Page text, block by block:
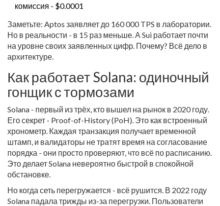
комиссия - $0.0001
Заметьте: Aptos заявляет до 160 000 TPS в лаборатории.
Но в реальности - в 15 раз меньше. А Sui работает почти
на уровне своих заявленных цифр. Почему? Всё дело в
архитектуре.
Как работает Solana: одиночный
гонщик с тормозами
Solana - первый из трёх, кто вышел на рынок в 2020 году.
Его секрет - Proof-of-History (PoH). Это как встроенный
хронометр. Каждая транзакция получает временной
штамп, и валидаторы не тратят время на согласование
порядка - они просто проверяют, что всё по расписанию.
Это делает Solana невероятно быстрой в спокойной
обстановке.
Но когда сеть перегружается - всё рушится. В 2022 году
Solana падала трижды из-за перегрузки. Пользователи